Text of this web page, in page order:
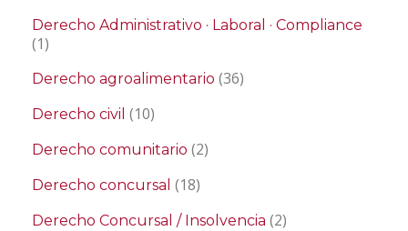
Derecho Administrativo · Laboral · Compliance
(1)
Derecho agroalimentario (36)
Derecho civil (10)
Derecho comunitario (2)
Derecho concursal (18)
Derecho Concursal / Insolvencia (2)